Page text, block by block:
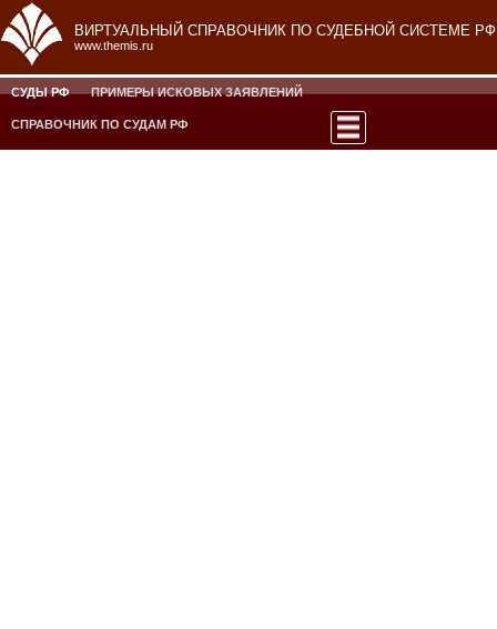
ВИРТУАЛЬНЫЙ СПРАВОЧНИК ПО СУДЕБНОЙ СИСТЕМЕ РФ
www.themis.ru
СУДЫ РФ ПРИМЕРЫ ИСКОВЫХ ЗАЯВЛЕНИЙ
СПРАВОЧНИК ПО СУДАМ РФ